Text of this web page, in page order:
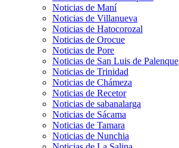
Noticias de Maní
Noticias de Villanueva
Noticias de Hatocorozal
Noticias de Orocue
Noticias de Pore
Noticias de San Luis de Palenque
Noticias de Trinidad
Noticias de Chámeza
Noticias de Recetor
Noticias de sabanalarga
Noticias de Sácama
Noticias de Tamara
Noticias de Nunchia